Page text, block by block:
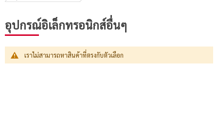
อุปกรณ์อิเล็กทรอนิกส์อื่นๆ
เราไม่สามารถหาสินค้าที่ตรงกับตัวเลือก